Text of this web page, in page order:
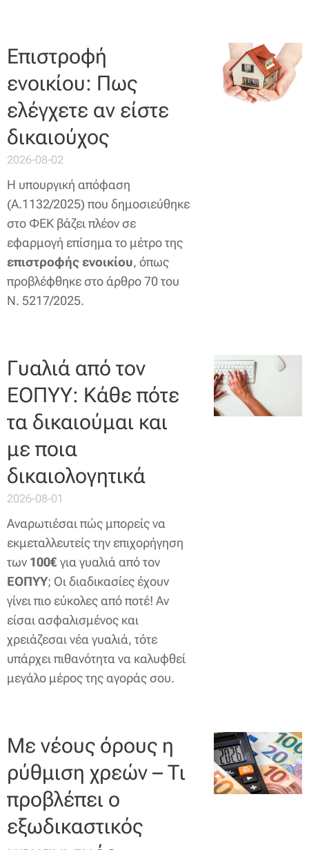
Επιστροφή
ενοικίου: Πως
ελέγχετε αν είστε
δικαιούχος
2026-08-02
Η υπουργική απόφαση
(Α.1132/2025) που δημοσιεύθηκε
στο ΦΕΚ βάζει πλέον σε
εφαρμογή επίσημα το μέτρο της
επιστροφής ενοικίου, όπως
προβλέφθηκε στο άρθρο 70 του
Ν. 5217/2025.
Γυαλιά από τον
ΕΟΠΥΥ: Κάθε πότε
τα δικαιούμαι και
με ποια
δικαιολογητικά
2026-08-01
Αναρωτιέσαι πώς μπορείς να
εκμεταλλευτείς την επιχορήγηση
των 100€για γυαλιά από τον
ΕΟΠΥΥ; Οι διαδικασίες έχουν
γίνει πιο εύκολες από ποτέ! Αν
είσαι ασφαλισμένος και
χρειάζεσαι νέα γυαλιά, τότε
υπάρχει πιθανότητα να καλυφθεί
μεγάλο μέρος της αγοράς σου.
Με νέους όρους η
ρύθμιση χρεών – Τι
προβλέπει ο
εξωδικαστικός